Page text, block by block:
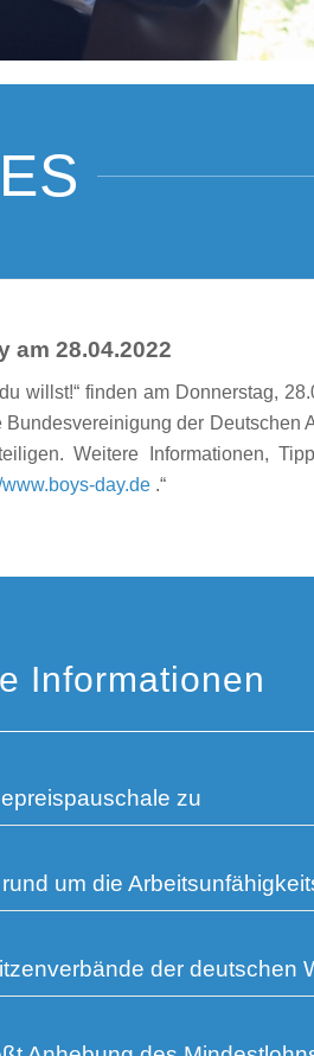
am 28.04.2022
willst!“ finden am Donnerstag,
Bundesvereinigung der
Weitere Informationen,
www.boys-day.de .“
Informationen
zu
um die
der deutschen